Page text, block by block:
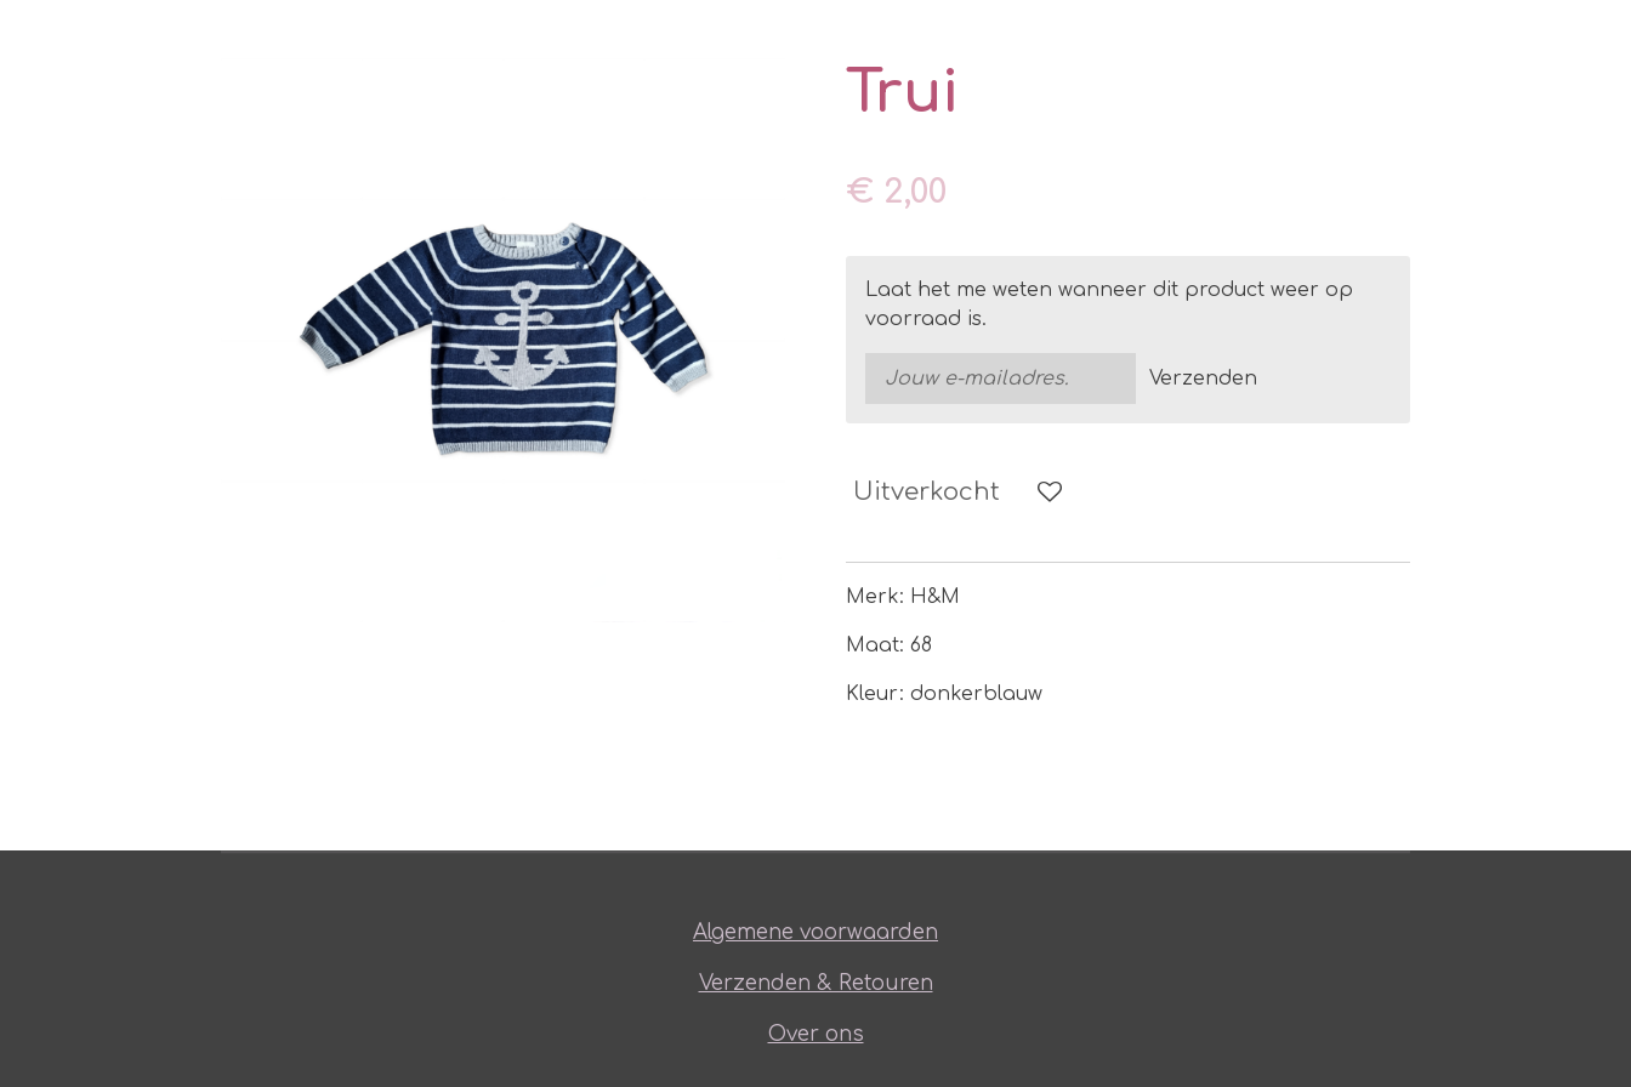
Trui
€ 2,00
Laat het me weten wanneer dit product weer op
voorraad is.
Verzenden
Uitverkocht
Merk: H&M
Maat: 68
Kleur: donkerblauw
Algemene voorwaarden
Verzenden & Retouren
Over ons